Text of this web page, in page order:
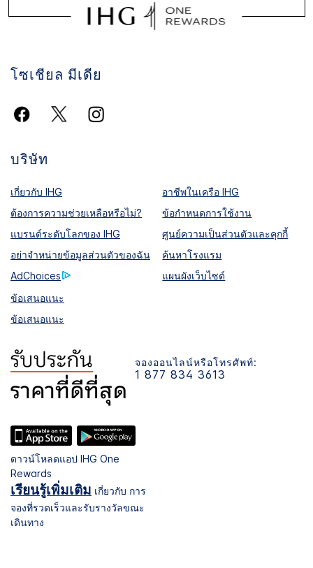
โซเชียล มีเดีย
บริษัท
เกี่ยวกับ IHG
อาชีพในเครือ IHG
ต้องการความช่วยเหลือหรือไม่?
ข้อกำหนดการใช้งาน
แบรนด์ระดับโลกของ IHG
ศูนย์ความเป็นส่วนตัวและคุกกี้
อย่าจำหน่ายข้อมูลส่วนตัวของฉัน
ค้นหาโรงแรม
AdChoices
แผนผังเว็บไซต์
ข้อเสนอแนะ
ข้อเสนอแนะ
จองออนไลน์หรือโทรศัพท์:
1 877 834 3613
ดาวน์โหลดแอป IHG One
Rewards
เรียนรู้เพิ่มเติม เกี่ยวกับ การ
จองที่รวดเร็วและรับรางวัลขณะ
เดินทาง